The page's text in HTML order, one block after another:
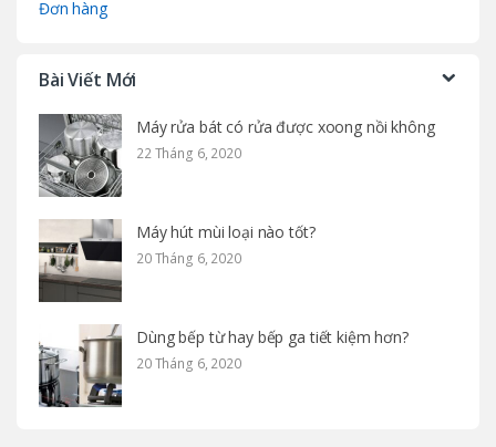
Đơn hàng
Bài Viết Mới
Máy rửa bát có rửa được xoong nồi không
22 Tháng 6, 2020
Máy hút mùi loại nào tốt?
20 Tháng 6, 2020
Dùng bếp từ hay bếp ga tiết kiệm hơn?
20 Tháng 6, 2020